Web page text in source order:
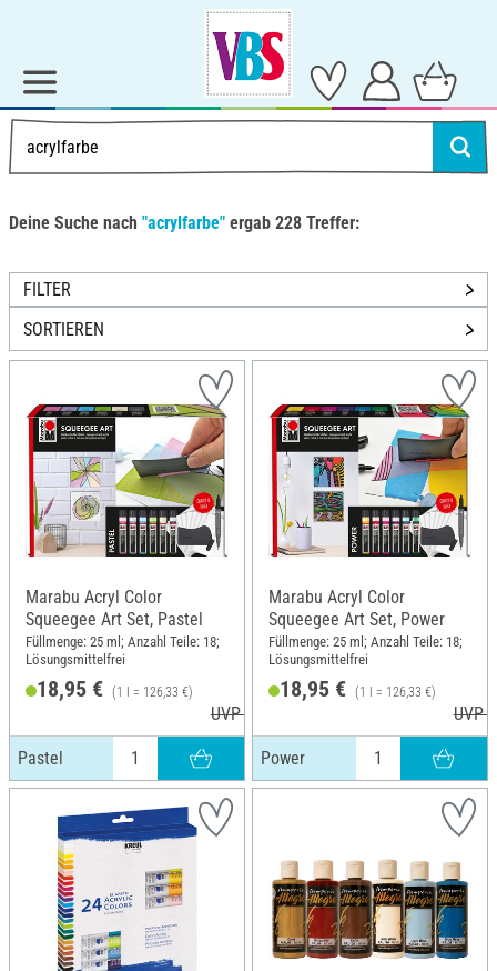
Deine Suche nach "acrylfarbe" ergab 228 Treffer:
FILTER
SORTIEREN
Marabu Acryl Color
Squeegee Art Set, Pastel
Füllmenge: 25 ml; Anzahl Teile: 18;
Lösungsmittelfrei
18,95 € (1 l = 126,33 €)
UVP 20,99 €
Pastel
Marabu Acryl Color
Squeegee Art Set, Power
Füllmenge: 25 ml; Anzahl Teile: 18;
Lösungsmittelfrei
18,95 € (1 l = 126,33 €)
UVP
Power